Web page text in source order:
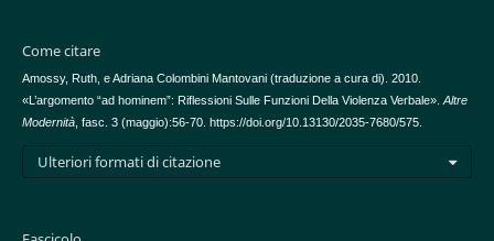
Come citare
Amossy, Ruth, e Adriana Colombini Mantovani (traduzione a cura di). 2010.
«L’argomento “ad hominem”: Riflessioni Sulle Funzioni Della Violenza Verbale». Altre
Modernità, fasc. 3 (maggio):56-70. https://doi.org/10.13130/2035-7680/575.
Ulteriori formati di citazione